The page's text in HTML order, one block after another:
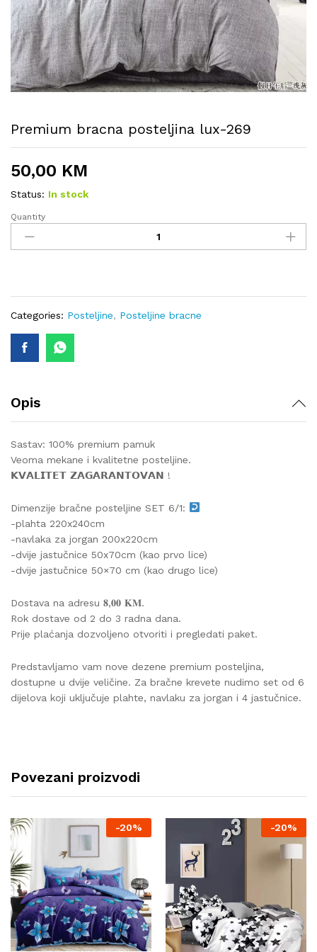
Premium bracna posteljina lux-269
50,00 KM
Status: In stock
Premium
bracna
posteljina
quantity
Quantity
Categories: Posteljine, Posteljine bracne
Opis
Sastav: 100% premium pamuk
Veoma mekane i kvalitetne posteljine.
𝗞𝗩𝗔𝗟𝗜𝗧𝗘𝗧 𝗭𝗔𝗚𝗔𝗥𝗔𝗡𝗧𝗢𝗩𝗔𝗡 !
Dimenzije bračne posteljine SET 6/1:
-plahta 220x240cm
-navlaka za jorgan 200x220cm
-dvije jastučnice 50x70cm (kao prvo lice)
-dvije jastučnice 50×70 cm (kao drugo lice)
Dostava na adresu 𝟖,𝟎𝟎 𝐊𝐌.
Rok dostave od 2 do 3 radna dana.
Prije plaćanja dozvoljeno otvoriti i pregledati paket.
Predstavljamo vam nove dezene premium posteljina,
dostupne u dvije veličine. Za bračne krevete nudimo set od 6
dijelova koji uključuje plahte, navlaku za jorgan i 4 jastučnice.
Povezani proizvodi
-20% -20%